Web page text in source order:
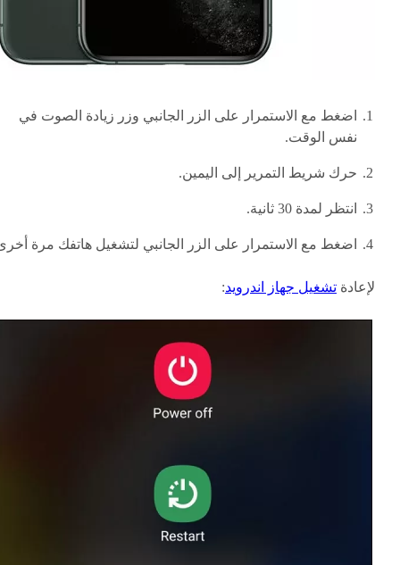
اضغط مع الاستمرار على الزر الجانبي وزر زيادة الصوت في
نفس الوقت.
حرك شريط التمرير إلى اليمين.
انتظر لمدة 30 ثانية.
اضغط مع الاستمرار على الزر الجانبي لتشغيل هاتفك مرة
لإعادة تشغيل جهاز اندرويد: